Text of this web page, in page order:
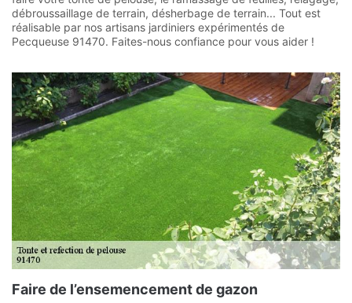
débroussaillage de terrain, désherbage de terrain... Tout est
réalisable par nos artisans jardiniers expérimentés de
Pecqueuse 91470. Faites-nous confiance pour vous aider !
Faire de l’ensemencement de gazon